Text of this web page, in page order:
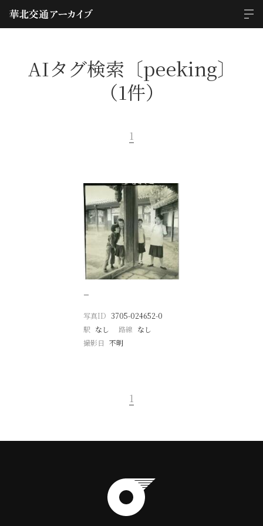
AIタグ検索〔peeking〕
（1件）
1
−
写真ID 3705-024652-0
駅 なし 路線 なし
撮影日
不明
1